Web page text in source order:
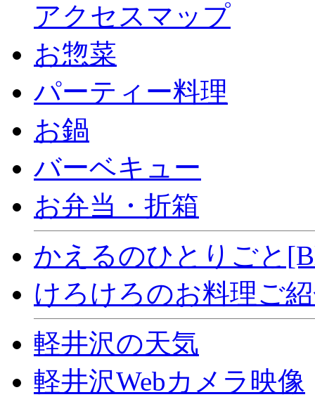
アクセスマップ
お惣菜
パーティー料理
お鍋
バーベキュー
お弁当・折箱
かえるのひとりごと
けろけろのお料理ご
軽井沢の天気
軽井沢Webカメラ映像